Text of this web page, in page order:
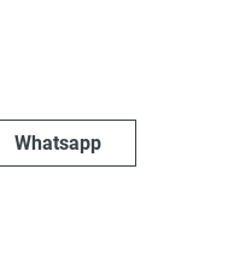
Whatsapp